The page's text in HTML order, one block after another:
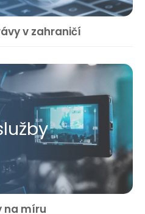
v zahraničí
na míru